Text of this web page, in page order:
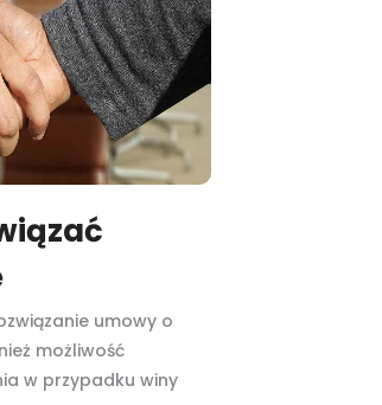
umowy o
możliwość
w przypadku winy